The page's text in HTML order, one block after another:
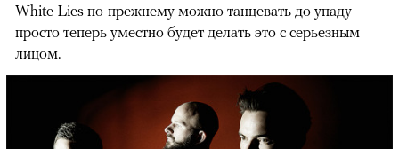
White Lies по-прежнему можно танцевать до упаду —
просто теперь уместно будет делать это с серьезным
лицом.